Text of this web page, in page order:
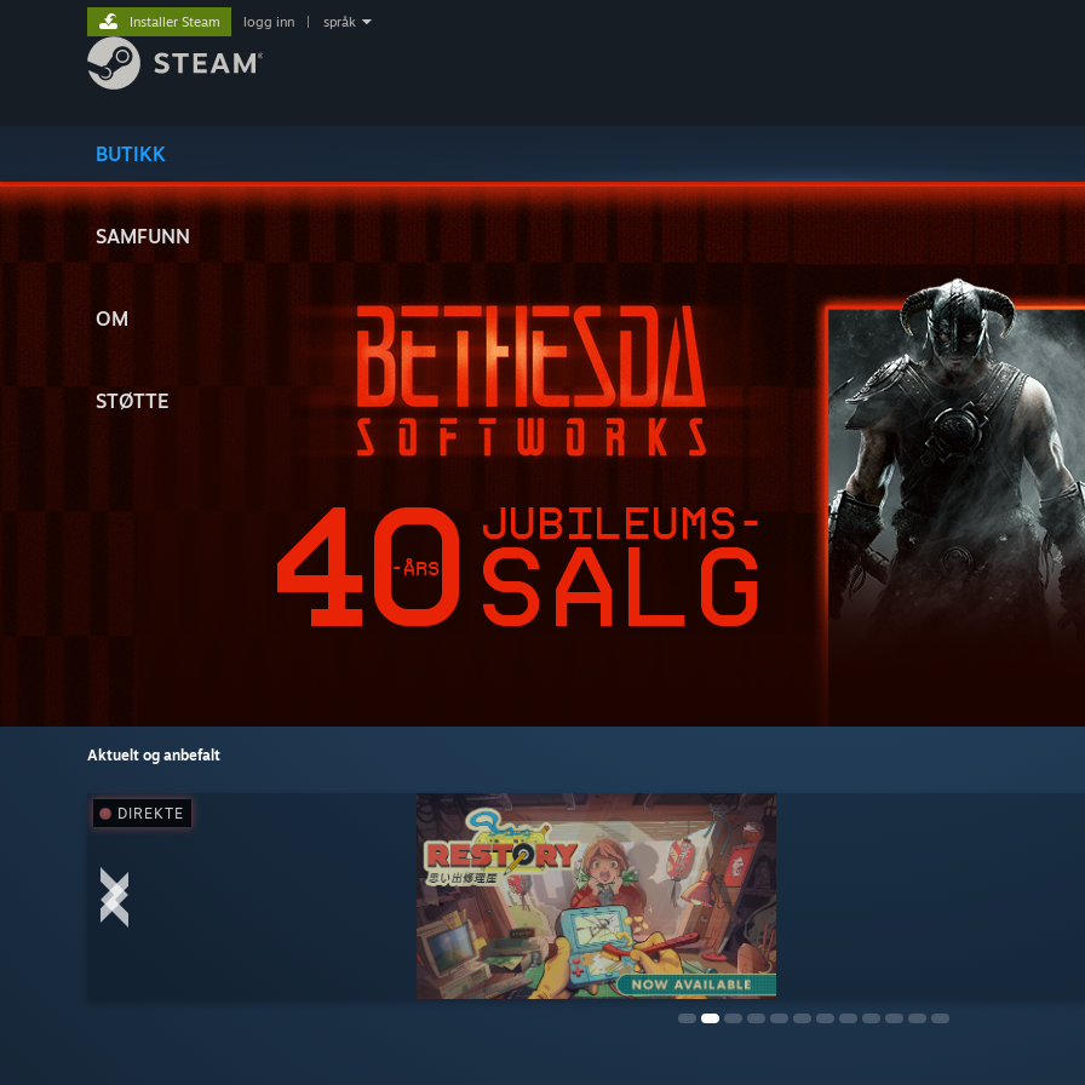
BUTIKK
SAMFUNN
OM
STØTTE
Installer Steam logg inn språk
Aktuelt og anbefalt
DIREKTE